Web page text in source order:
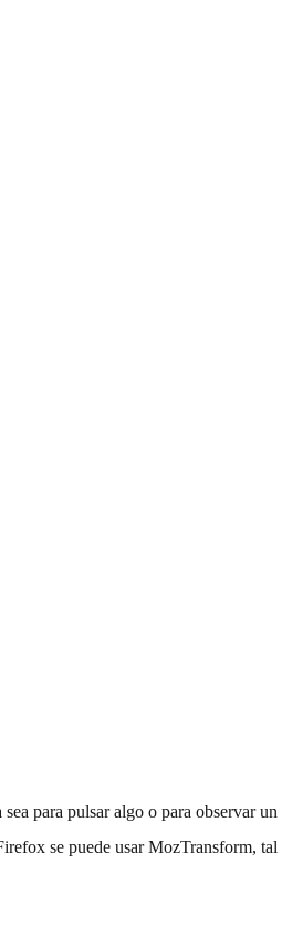
para pulsar algo o para observar
se puede usar MozTransform,